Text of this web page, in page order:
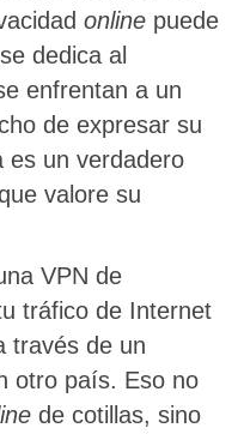
online puede
dedica al
enfrentan a un
de expresar su
es un verdadero
valore su
VPN de
tráfico de Internet
través de un
otro país. Eso no
de cotillas, sino